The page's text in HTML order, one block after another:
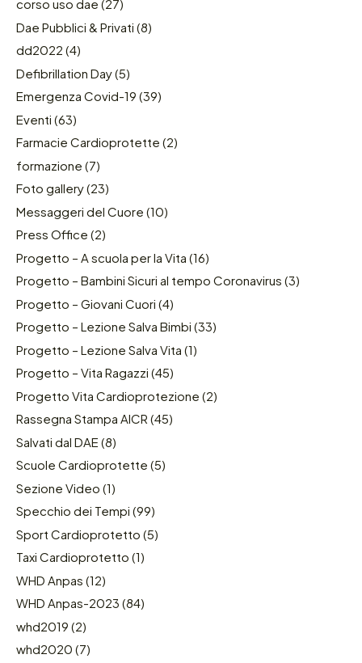
corso uso dae (27)
Dae Pubblici & Privati (8)
dd2022 (4)
Defibrillation Day(5)
Emergenza Covid-19 (39)
Eventi (63)
Farmacie Cardioprotette (2)
formazione (7)
Foto gallery(23)
Messaggeri del Cuore (10)
Press Office (2)
Progetto – A scuola per la Vita (16)
Progetto – Bambini Sicuri al tempo Coronavirus (3)
Progetto – Giovani Cuori (4)
Progetto – Lezione Salva Bimbi (33)
Progetto – Lezione Salva Vita (1)
Progetto – Vita Ragazzi (45)
Progetto Vita Cardioprotezione (2)
Rassegna Stampa AICR (45)
Salvati dal DAE (8)
Scuole Cardioprotette (5)
Sezione Video (1)
Specchio dei Tempi (99)
Sport Cardioprotetto (5)
Taxi Cardioprotetto (1)
WHD Anpas (12)
WHD Anpas-2023 (84)
whd2019 (2)
whd2020 (7)